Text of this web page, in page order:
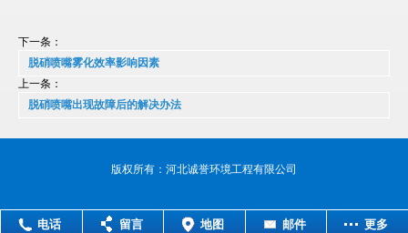
下一条：
脱硝喷嘴雾化效率影响因素
上一条：
脱硝喷嘴出现故障后的解决办法
版权所有：河北诚誉环境工程有限公司
电话 留言 地图 邮件 更多